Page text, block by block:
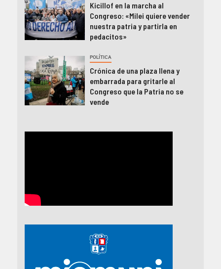
Kicillof en la marcha al
Congreso: «Milei quiere vender
nuestra patria y partirla en
pedacitos»
POLÍTICA
Crónica de una plaza llena y
embarrada para gritarle al
Congreso que la Patria no se
vende